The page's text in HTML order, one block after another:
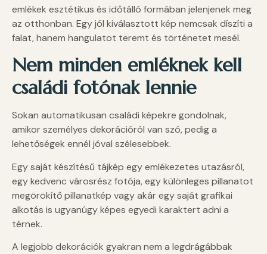
emlékek esztétikus és időtálló formában jelenjenek meg
az otthonban. Egy jól kiválasztott kép nemcsak díszíti a
falat, hanem hangulatot teremt és történetet mesél.
Nem minden emléknek kell
családi fotónak lennie
Sokan automatikusan családi képekre gondolnak,
amikor személyes dekorációról van szó, pedig a
lehetőségek ennél jóval szélesebbek.
Egy saját készítésű tájkép egy emlékezetes utazásról,
egy kedvenc városrész fotója, egy különleges pillanatot
megörökítő pillanatkép vagy akár egy saját grafikai
alkotás is ugyanúgy képes egyedi karaktert adni a
térnek.
A legjobb dekorációk gyakran nem a legdrágábbak